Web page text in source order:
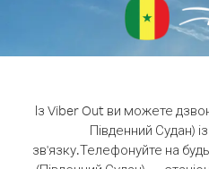
Із Viber Out ви можете
Південний Судан)
зв'язку.Телефонуйте на